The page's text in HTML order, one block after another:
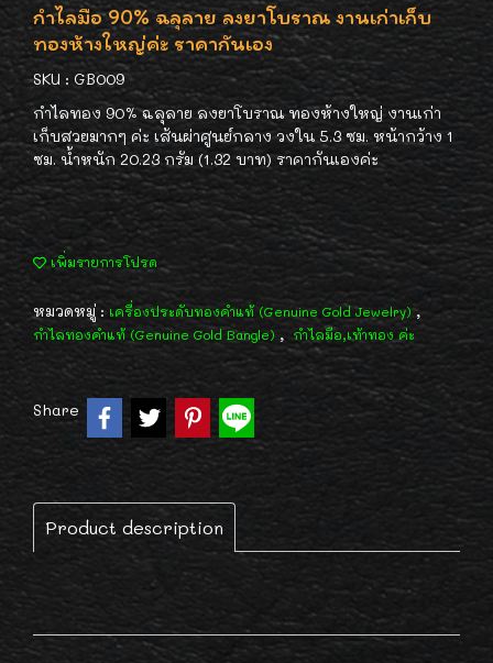
กำไลมือ 90% ฉลุลาย ลงยาโบราณ งานเก่าเก็บ
ทองห้างใหญ่ค่ะ ราคากันเอง
SKU : GB009
กำไลทอง 90% ฉลุลาย ลงยาโบราณ ทองห้างใหญ่ งานเก่า
เก็บสวยมากๆ ค่ะ เส้นผ่าศูนย์กลาง วงใน 5.3 ซม. หน้ากว้าง 1
ซม. น้ำหนัก 20.23 กรัม (1.32 บาท) ราคากันเองค่ะ
เพิ่มรายการโปรด
หมวดหมู่ : เครื่องประดับทองคำแท้ (Genuine Gold Jewelry),
กำไลทองคำแท้ (Genuine Gold Bangle) , กำไลมือ,เท้าทอง ค่ะ
Share
Product description